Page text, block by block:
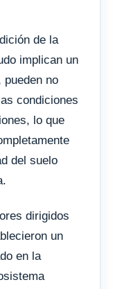
de la
implican un
pueden no
condiciones
lo que
del suelo
dirigidos
un
en la